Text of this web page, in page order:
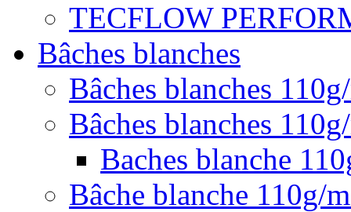
TECFLOW
Bâches blanches
Bâches blanches
Bâches blanches
Baches blanche
Bâche blanche 110g/